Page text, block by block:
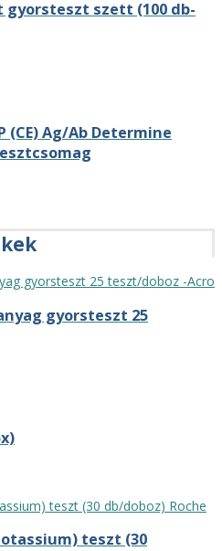
gyorsteszt szett (100 db-
(CE) Ag/Ab Determine
gyorsteszt 25
teszt (30